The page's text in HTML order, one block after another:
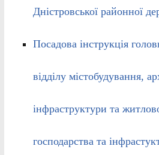
Дністровської районної
Посадова інструкція
відділу містобудування,
інфраструктури та
господарства та